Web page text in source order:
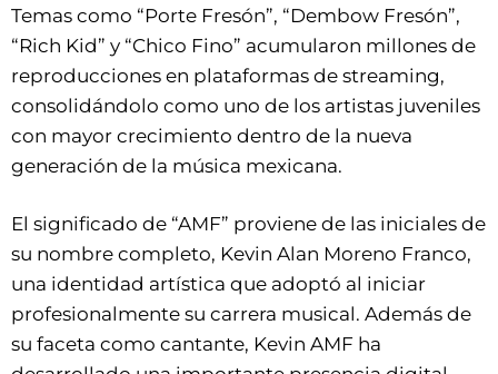
Temas como “Porte Fresón”, “Dembow Fresón”,
“Rich Kid” y “Chico Fino” acumularon millones de
reproducciones en plataformas de streaming,
consolidándolo como uno de los artistas juveniles
con mayor crecimiento dentro de la nueva
generación de la música mexicana.
El significado de “AMF” proviene de las iniciales de
su nombre completo, Kevin Alan Moreno Franco,
una identidad artística que adoptó al iniciar
profesionalmente su carrera musical. Además de
su faceta como cantante, Kevin AMF ha